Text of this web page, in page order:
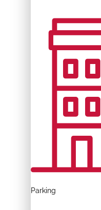
Parking